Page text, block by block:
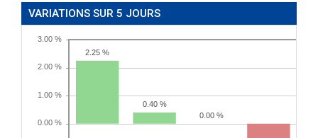
VARIATIONS SUR 5 JOURS